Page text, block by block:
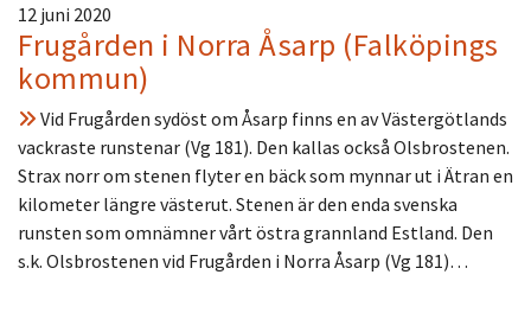
12 juni 2020
Frugården i Norra Åsarp (Falköpings
kommun)
Vid Frugården sydöst om Åsarp finns en av Västergötlands
vackraste runstenar (Vg 181). Den kallas också Olsbrostenen.
Strax norr om stenen flyter en bäck som mynnar ut i Ätran en
kilometer längre västerut. Stenen är den enda svenska
runsten som omnämner vårt östra grannland Estland. Den
s.k. Olsbrostenen vid Frugården i Norra Åsarp (Vg 181)…